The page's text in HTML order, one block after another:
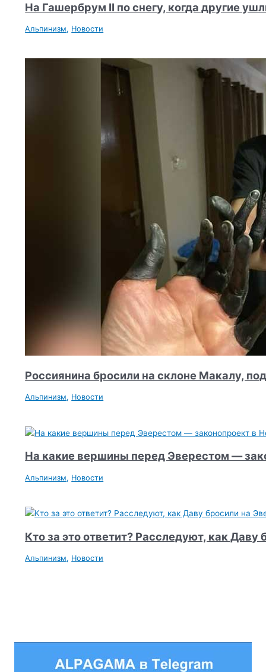
На Гашербрум II по снегу, когда другие
Альпинизм, Новости
Россиянина бросили на склоне Макалу,
Альпинизм, Новости
На какие вершины перед Эверестом —
Альпинизм, Новости
Кто за это ответит? Расследуют, как Даву
Альпинизм, Новости